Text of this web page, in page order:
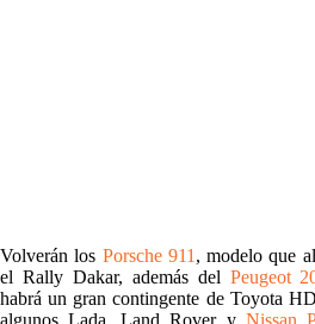
Volverán los Porsche 911 , modelo que
el Rally Dakar, además del Peugeot
habrá un gran contingente de Toyota